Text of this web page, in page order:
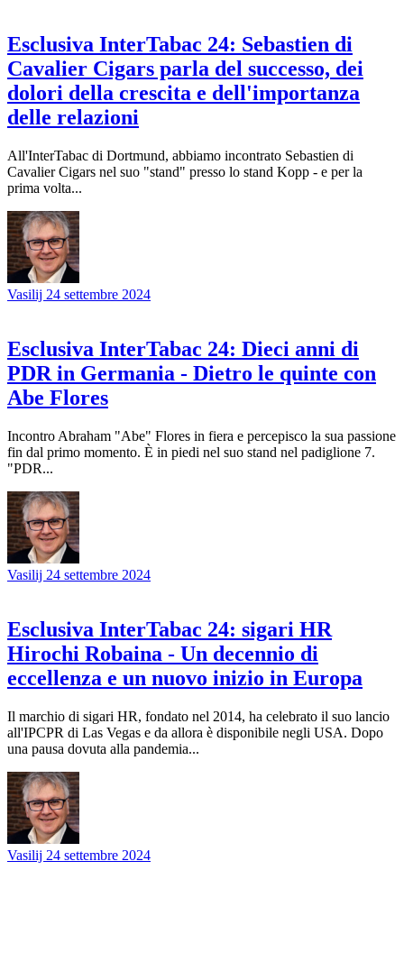
Esclusiva InterTabac 24: Sebastien di
Cavalier Cigars parla del successo, dei
dolori della crescita e dell'importanza
delle relazioni
All'InterTabac di Dortmund, abbiamo incontrato Sebastien di
Cavalier Cigars nel suo "stand" presso lo stand Kopp - e per la
prima volta...
Vasilij 24 settembre 2024
Esclusiva InterTabac 24: Dieci anni di
PDR in Germania - Dietro le quinte con
Abe Flores
Incontro Abraham "Abe" Flores in fiera e percepisco la sua passione
fin dal primo momento. È in piedi nel suo stand nel padiglione 7.
"PDR...
Vasilij 24 settembre 2024
Esclusiva InterTabac 24: sigari HR
Hirochi Robaina - Un decennio di
eccellenza e un nuovo inizio in Europa
Il marchio di sigari HR, fondato nel 2014, ha celebrato il suo lancio
all'IPCPR di Las Vegas e da allora è disponibile negli USA. Dopo
una pausa dovuta alla pandemia...
Vasilij 24 settembre 2024